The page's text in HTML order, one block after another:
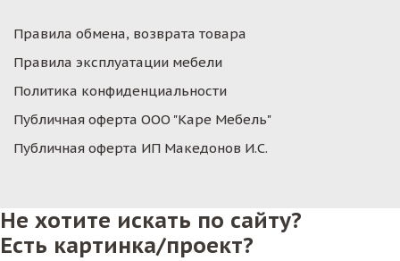
Правила обмена, возврата товара
Правила эксплуатации мебели
Политика конфиденциальности
Публичная оферта ООО "Каре Мебель"
Публичная оферта ИП Македонов И.С.
Не хотите искать по сайту?
Есть картинка/проект?